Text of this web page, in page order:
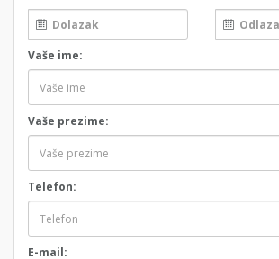
Vaše ime:
Vaše prezime:
Telefon:
E-mail: